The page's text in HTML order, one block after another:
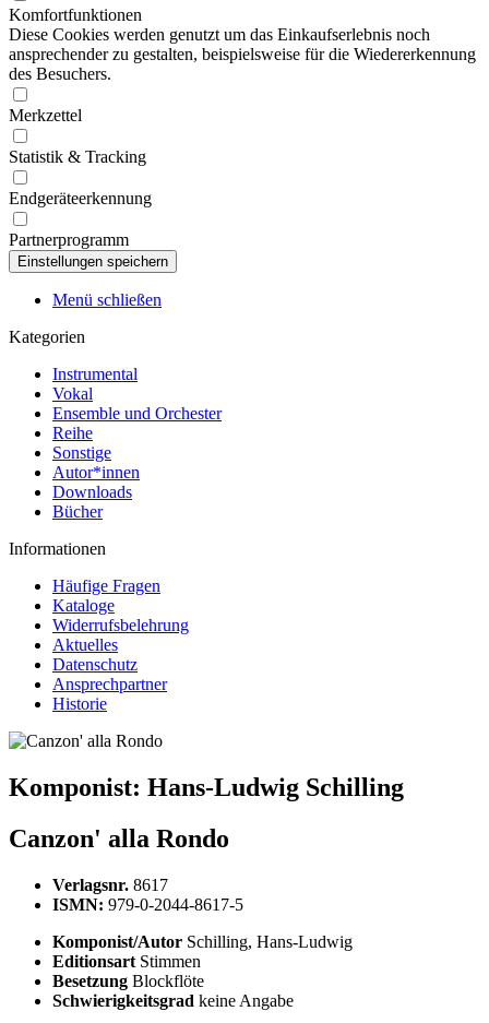
Komfortfunktionen
Diese Cookies werden genutzt um das Einkaufserlebnis noch
ansprechender zu gestalten, beispielsweise für die Wiedererkennung
des Besuchers.
Merkzettel
Statistik & Tracking
Endgeräteerkennung
Partnerprogramm
Menü schließen
Kategorien
Instrumental
Vokal
Ensemble und Orchester
Reihe
Sonstige
Autor*innen
Downloads
Bücher
Informationen
Häufige Fragen
Kataloge
Widerrufsbelehrung
Aktuelles
Datenschutz
Ansprechpartner
Historie
Komponist: Hans-Ludwig Schilling
Canzon' alla Rondo
Verlagsnr. 8617
ISMN: 979-0-2044-8617-5
Komponist/Autor Schilling, Hans-Ludwig
Editionsart Stimmen
Besetzung Blockflöte
Schwierigkeitsgrad keine Angabe